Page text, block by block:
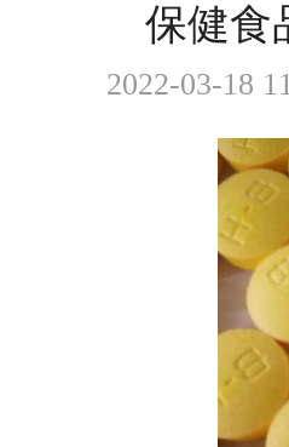
保健食
2022-03-18